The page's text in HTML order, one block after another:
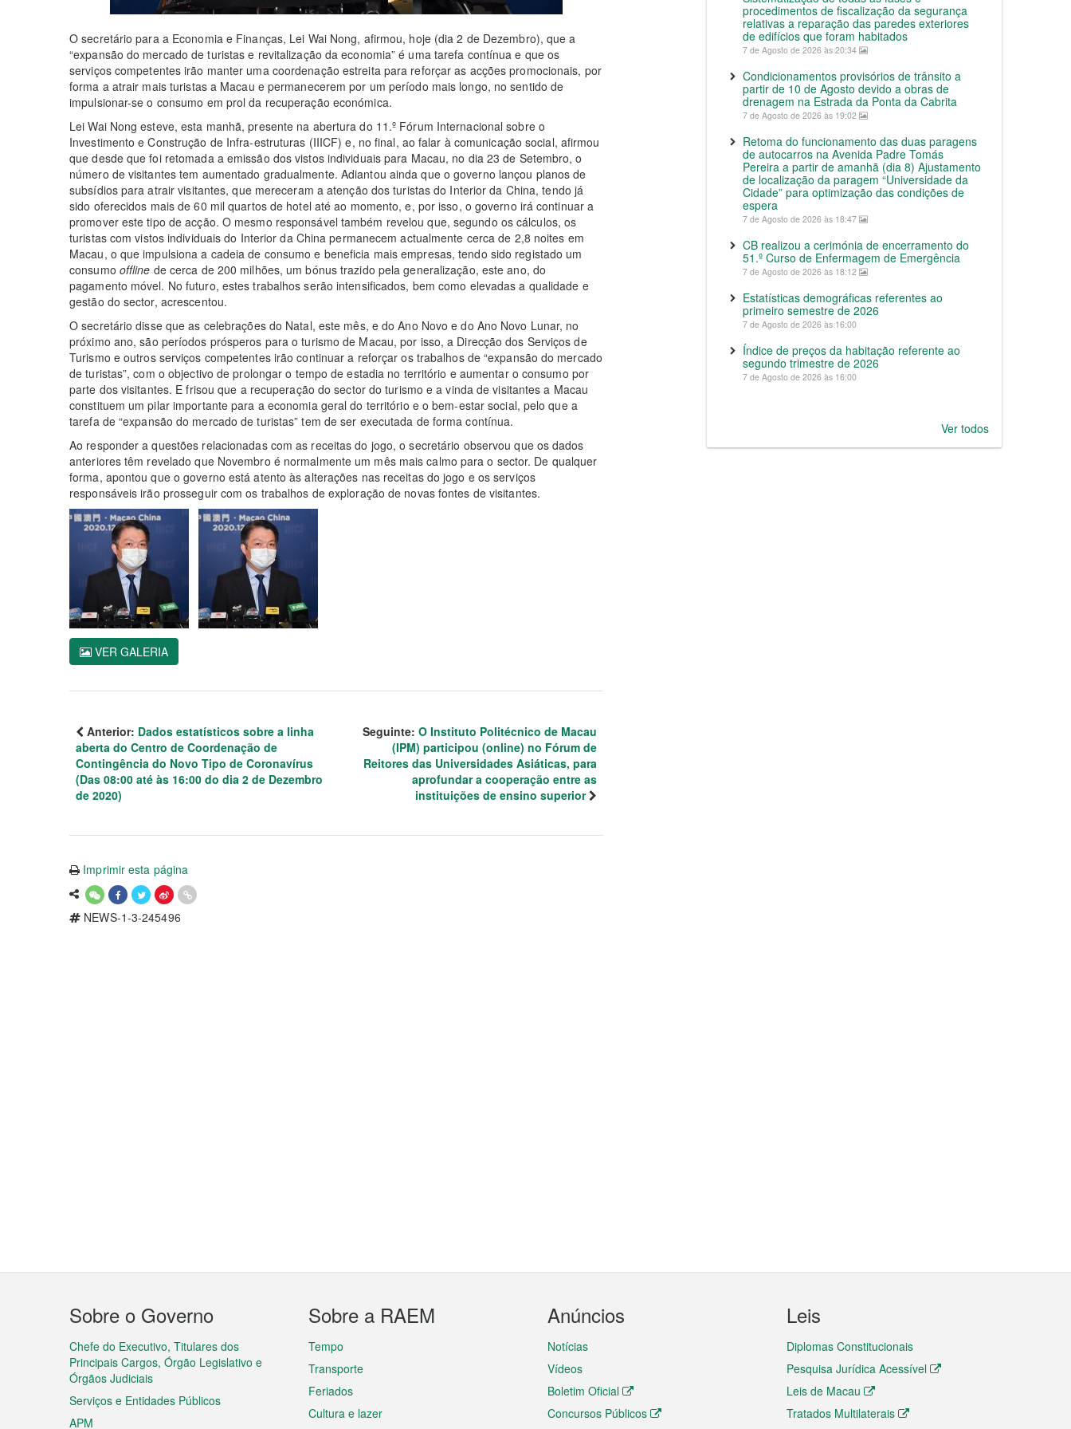
O secretário para a Economia e Finanças, Lei Wai Nong, afirmou, hoje (dia 2 de Dezembro), que a
“expansão do mercado de turistas e revitalização da economia” é uma tarefa contínua e que os
serviços competentes irão manter uma coordenação estreita para reforçar as acções promocionais, por
forma a atrair mais turistas a Macau e permanecerem por um período mais longo, no sentido de
impulsionar-se o consumo em prol da recuperação económica.
Lei Wai Nong esteve, esta manhã, presente na abertura do 11.º Fórum Internacional sobre o
Investimento e Construção de Infra-estruturas (IIICF) e, no final, ao falar à comunicação social, afirmou
que desde que foi retomada a emissão dos vistos individuais para Macau, no dia 23 de Setembro, o
número de visitantes tem aumentado gradualmente. Adiantou ainda que o governo lançou planos de
subsídios para atrair visitantes, que mereceram a atenção dos turistas do Interior da China, tendo já
sido oferecidos mais de 60 mil quartos de hotel até ao momento, e, por isso, o governo irá continuar a
promover este tipo de acção. O mesmo responsável também revelou que, segundo os cálculos, os
turistas com vistos individuais do Interior da China permanecem actualmente cerca de 2,8 noites em
Macau, o que impulsiona a cadeia de consumo e beneficia mais empresas, tendo sido registado um
consumo offline de cerca de 200 milhões, um bónus trazido pela generalização, este ano, do
pagamento móvel. No futuro, estes trabalhos serão intensificados, bem como elevadas a qualidade e
gestão do sector, acrescentou.
O secretário disse que as celebrações do Natal, este mês, e do Ano Novo e do Ano Novo Lunar, no
próximo ano, são períodos prósperos para o turismo de Macau, por isso, a Direcção dos Serviços de
Turismo e outros serviços competentes irão continuar a reforçar os trabalhos de “expansão do mercado
de turistas”, com o objectivo de prolongar o tempo de estadia no território e aumentar o consumo por
parte dos visitantes. E frisou que a recuperação do sector do turismo e a vinda de visitantes a Macau
constituem um pilar importante para a economia geral do território e o bem-estar social, pelo que a
tarefa de “expansão do mercado de turistas” tem de ser executada de forma contínua.
Ao responder a questões relacionadas com as receitas do jogo, o secretário observou que os dados
anteriores têm revelado que Novembro é normalmente um mês mais calmo para o sector. De qualquer
forma, apontou que o governo está atento às alterações nas receitas do jogo e os serviços
responsáveis irão prosseguir com os trabalhos de exploração de novas fontes de visitantes.
VER GALERIA
Anterior: Dados estatísticos sobre a linha
aberta do Centro de Coordenação de
Contingência do Novo Tipo de Coronavírus
(Das 08:00 até às 16:00 do dia 2 de Dezembro
de 2020)
Seguinte: O Instituto Politécnico de Macau
(IPM) participou (online) no Fórum de
Reitores das Universidades Asiáticas, para
aprofundar a cooperação entre as
instituições de ensino superior
Imprimir esta página
NEWS-1-3-245496
procedimentos de fiscalização da segurança
relativas a reparação das paredes exteriores
de edifícios que foram habitados
7 de Agosto de 2026 às 20:34
Condicionamentos provisórios de trânsito a
partir de 10 de Agosto devido a obras de
drenagem na Estrada da Ponta da Cabrita
7 de Agosto de 2026 às 19:02
Retoma do funcionamento das duas paragens
de autocarros na Avenida Padre Tomás
Pereira a partir de amanhã (dia 8) Ajustamento
de localização da paragem “Universidade da
Cidade” para optimização das condições de
espera
7 de Agosto de 2026 às 18:47
CB realizou a cerimónia de encerramento do
51.º Curso de Enfermagem de Emergência
7 de Agosto de 2026 às 18:12
Estatísticas demográficas referentes ao
primeiro semestre de 2026
7 de Agosto de 2026 às 16:00
Índice de preços da habitação referente ao
segundo trimestre de 2026
7 de Agosto de 2026 às 16:00
Ver todos
Menu
do
rodapé
Sobre o Governo
Chefe do Executivo, Titulares dos
Principais Cargos, Órgão Legislativo e
Órgãos Judiciais
Serviços e Entidades Públicos
APM
Sobre a RAEM
Tempo
Transporte
Feriados
Cultura e lazer
Anúncios
Notícias
Vídeos
Boletim Oficial
Concursos Públicos
Leis
Diplomas Constitucionais
Pesquisa Jurídica Acessível
Leis de Macau
Tratados Multilaterais